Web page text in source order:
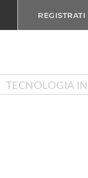
REGISTRATI
TECNOLOGIA